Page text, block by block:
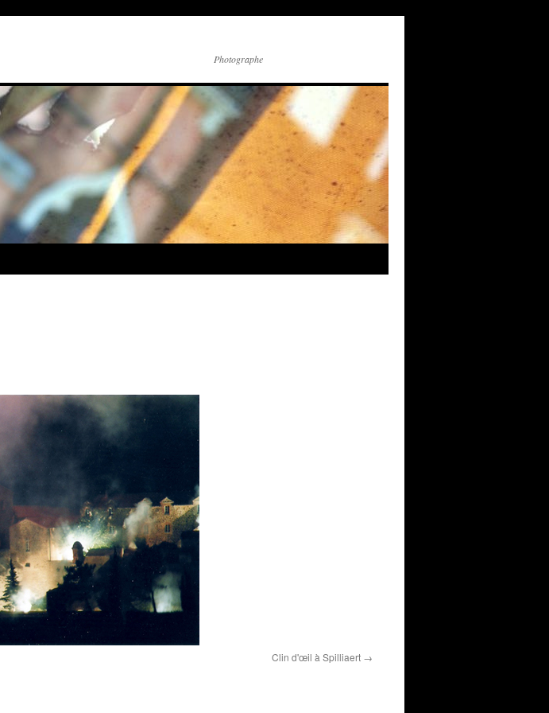
Photographe
Clin d'œil à Spilliaert